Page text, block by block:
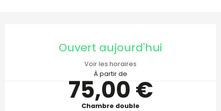
Ouvert aujourd'hui
Voir les horaires
À partir de
75,00 €
Chambre double